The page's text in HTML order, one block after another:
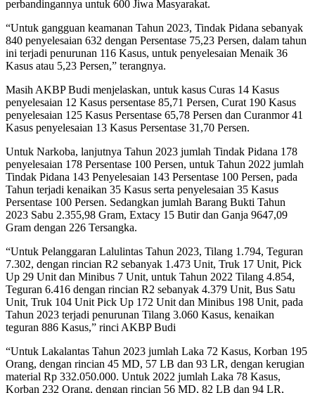
perbandingannya untuk 600 Jiwa Masyarakat.
“Untuk gangguan keamanan Tahun 2023, Tindak Pidana sebanyak
840 penyelesaian 632 dengan Persentase 75,23 Persen, dalam tahun
ini terjadi penurunan 116 Kasus, untuk penyelesaian Menaik 36
Kasus atau 5,23 Persen,” terangnya.
Masih AKBP Budi menjelaskan, untuk kasus Curas 14 Kasus
penyelesaian 12 Kasus persentase 85,71 Persen, Curat 190 Kasus
penyelesaian 125 Kasus Persentase 65,78 Persen dan Curanmor 41
Kasus penyelesaian 13 Kasus Persentase 31,70 Persen.
Untuk Narkoba, lanjutnya Tahun 2023 jumlah Tindak Pidana 178
penyelesaian 178 Persentase 100 Persen, untuk Tahun 2022 jumlah
Tindak Pidana 143 Penyelesaian 143 Persentase 100 Persen, pada
Tahun terjadi kenaikan 35 Kasus serta penyelesaian 35 Kasus
Persentase 100 Persen. Sedangkan jumlah Barang Bukti Tahun
2023 Sabu 2.355,98 Gram, Extacy 15 Butir dan Ganja 9647,09
Gram dengan 226 Tersangka.
“Untuk Pelanggaran Lalulintas Tahun 2023, Tilang 1.794, Teguran
7.302, dengan rincian R2 sebanyak 1.473 Unit, Truk 17 Unit, Pick
Up 29 Unit dan Minibus 7 Unit, untuk Tahun 2022 Tilang 4.854,
Teguran 6.416 dengan rincian R2 sebanyak 4.379 Unit, Bus Satu
Unit, Truk 104 Unit Pick Up 172 Unit dan Minibus 198 Unit, pada
Tahun 2023 terjadi penurunan Tilang 3.060 Kasus, kenaikan
teguran 886 Kasus,” rinci AKBP Budi
“Untuk Lakalantas Tahun 2023 jumlah Laka 72 Kasus, Korban 195
Orang, dengan rincian 45 MD, 57 LB dan 93 LR, dengan kerugian
material Rp 332.050.000. Untuk 2022 jumlah Laka 78 Kasus,
Korban 232 Orang, dengan rincian 56 MD, 82 LB dan 94 LR,